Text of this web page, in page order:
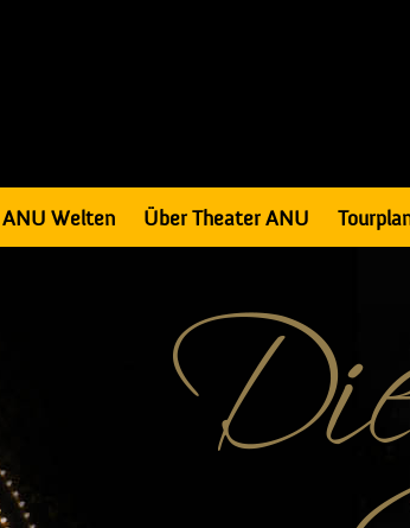
ANU Welten Über Theater ANU